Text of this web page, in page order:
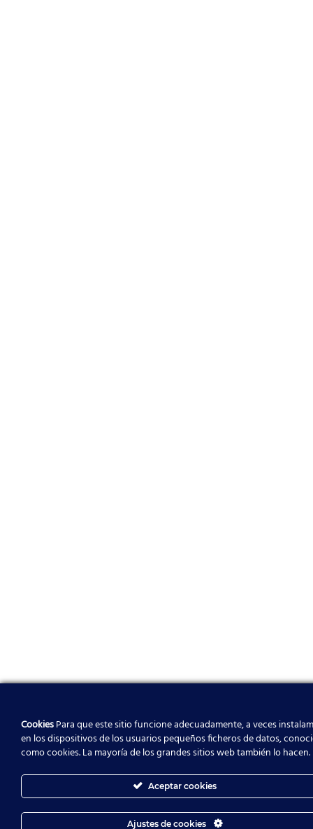
CookiesPara que este sitio funcione adecuadamente, a veces
en los dispositivos de los usuarios pequeños ficheros de datos,
como cookies. La mayoría de los grandes sitios web también lo hacen.
Aceptar cookies
Ajustes de cookies